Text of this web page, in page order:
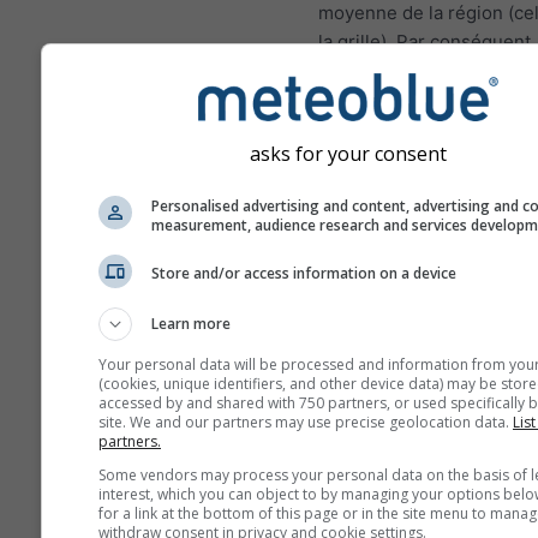
moyenne de la région
la grille). Par
températures pour les
montagnes ou les zones
peuvent être légèrement
différentes des
trouver l'altitude de la
Les diagrammes sur 15j
agrégations
moyenne, maximale et
Au delà de 6 mois, les
Nous offrons également
données numériques
asks for your consent
Personalised advertising and content, advertising and
measurement, audience research and services
Store and/or access information on a device
Learn more
Your personal data will be processed and information from
(cookies, unique identifiers, and other device data) may be
accessed by and shared with 750 partners, or used specifically
site. We and our partners may use precise geolocation data.
partners.
Some vendors may process your personal data on the basis of
interest, which you can object to by managing your options
for a link at the bottom of this page or in the site menu to
withdraw consent in privacy and cookie settings.